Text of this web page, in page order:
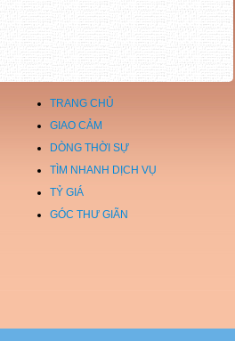
TRANG CHỦ
GIAO CẢM
DÒNG THỜI SỰ
TÌM NHANH DỊCH VỤ
TỶ GIÁ
GÓC THƯ GIÃN